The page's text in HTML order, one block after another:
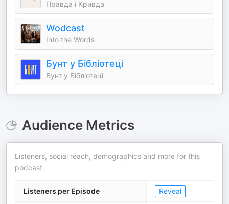
Правда і Кривда
Wodcast
Into the Words
Бунт у Бібліотеці
Бунт у Бібліотеці
Audience Metrics
Listeners, social reach, demographics and more for this
podcast.
Listeners per Episode Reveal